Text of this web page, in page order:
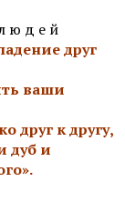
ю д е й
друг
ваши
друг к другу,
дуб и